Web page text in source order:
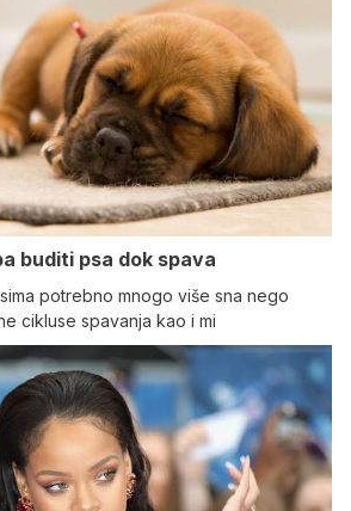
buditi psa dok spava
potrebno mnogo više sna nego
cikluse spavanja kao i mi